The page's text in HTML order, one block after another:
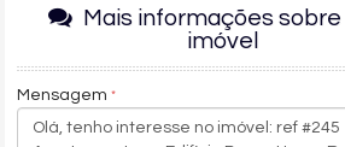
Mais informações
imóvel
Mensagem